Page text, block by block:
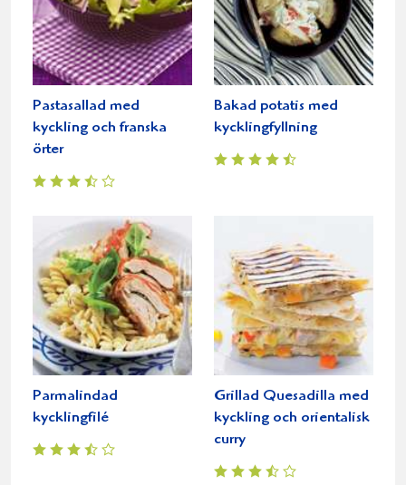
Pastasallad med
kyckling och franska
örter
Bakad potatis med
kycklingfyllning
Parmalindad
kycklingfilé
Grillad Quesadilla med
kyckling och orientalisk
curry